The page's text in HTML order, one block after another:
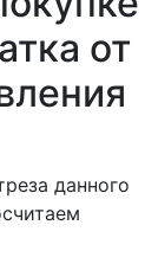
от
данного